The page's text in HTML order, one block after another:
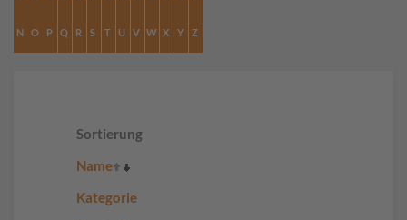
N O P Q R S T U V W X Y Z
Sortierung
Name
Kategorie